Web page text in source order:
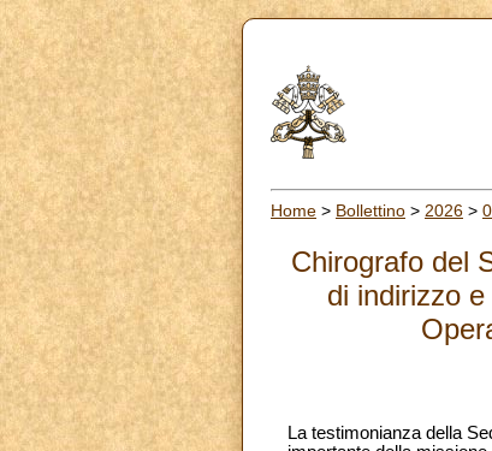
Home > Bollettino > 2026 >
Chirografo del
di indirizzo
La testimonianza della